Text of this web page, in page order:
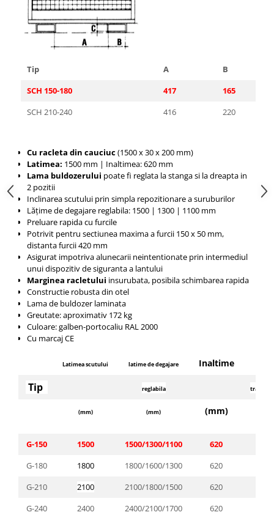
Pozitionere de sudura
Instalatii de rotire
Platforme foarfeca
Tip SB - cu bază rabatabilă
Nacela stivuitor
Translator stivuitor
Prelungitor lame stivuitor CAM
attachments
Atasamente profesionale CAM
Cleste ridicare butoi
Tip A
B
SCH 150-180
417
165
SCH 210-240
416 220
Cu racleta din cauciuc(1500 x 30 x 200 mm)
Latimea: 1500 mm | Inaltimea: 620 mm
Lama buldozerului poate fi reglata la stanga si la dreapta in
2 pozitii
Inclinarea scutului prin simpla repozitionare a suruburilor
Lățime de degajare reglabila: 1500 | 1300 | 1100 mm
Preluare rapida cu furcile
Potrivit pentru sectiunea maxima a furcii 150 x 50 mm,
distanta furcii 420 mm
Asigurat impotriva alunecarii neintentionate prin intermediul
unui dispozitiv de siguranta a lantului
Marginea racletului insurubata, posibila schimbarea rapida
Constructie robusta din otel
Lama de buldozer laminata
Greutate: aproximativ 172 kg
Culoare: galben-portocaliu RAL 2000
Cu marcaj CE
Latimea scutului latime de degajare Inaltime
Tip reglabila
(mm) (mm) (mm)
G-150 1500 1500/1300/1100 620
G-180
1800 1800/1600/1300 620
G-210
2100 2100/1800/1500 620
G-240
2400 2400/2100/1700 620